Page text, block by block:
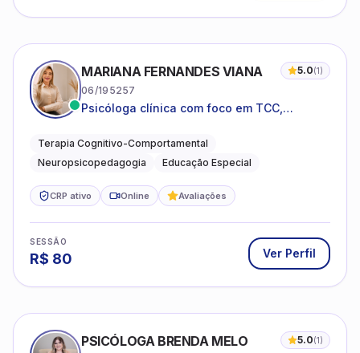
MARIANA FERNANDES VIANA 5.0(1)
06/195257
Psicóloga clínica com foco em TCC,
do neurodesenvolvimento.
Terapia Cognitivo-Comportamental
Neuropsicopedagogia
Educação Especial
CRP ativo Online Avaliações
SESSÃO
R$ 80 Ver Perfil
PSICÓLOGA BRENDA MELO 5.0(1)